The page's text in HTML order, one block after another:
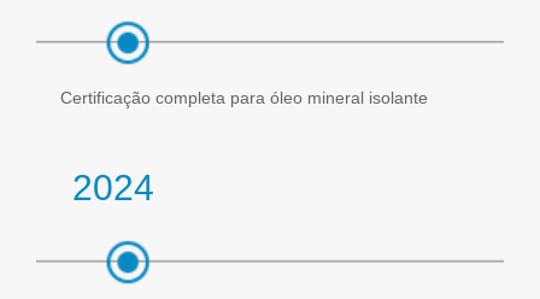
Certificação completa para óleo mineral isolante
2024